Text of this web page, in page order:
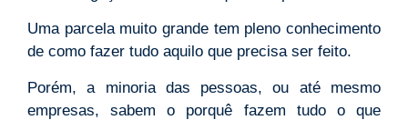
Uma parcela muito grande tem pleno conhecimento
de como fazer tudo aquilo que precisa ser feito.
Porém, a minoria das pessoas, ou até mesmo
empresas, sabem o porquê fazem tudo o que